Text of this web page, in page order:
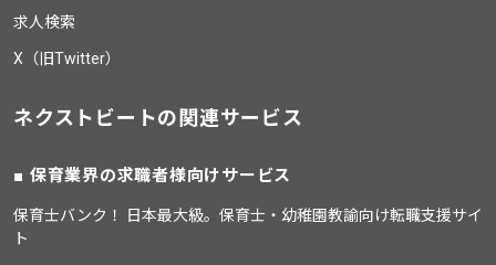
求人検索
X（旧Twitter）
ネクストビートの関連サービス
保育業界の求職者様向けサービス
保育士バンク！ 日本最大級。保育士・幼稚園教諭向け転職支援サイ
ト